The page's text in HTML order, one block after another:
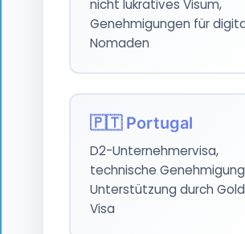
nicht lukratives Visum,
Genehmigungen für
Nomaden
🇵🇹 Portugal
D2-Unternehmervisa,
technische
Unterstützung durch
Visa